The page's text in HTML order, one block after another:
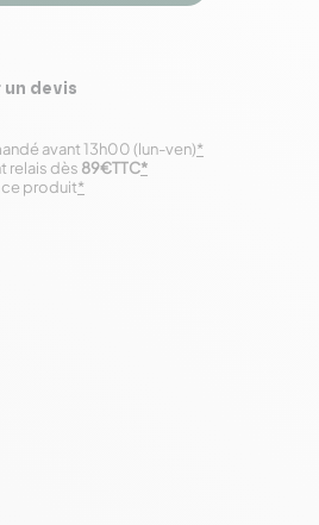
un devis
avant 13h00 (lun-ven)*
ce produit*
relais dès 89€TTC*